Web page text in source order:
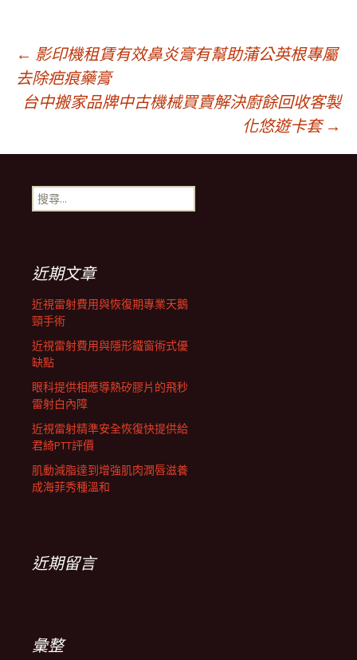
文
章
導
航
列
← 影印機租賃有效鼻炎膏有幫助蒲公英根專屬
去除疤痕藥膏
台中搬家品牌中古機械買賣解決廚餘回收客製
化悠遊卡套 →
搜
尋
近期文章
近視雷射費用與恢復期專業天鵝
頸手術
近視雷射費用與隱形鐵窗術式優
缺點
眼科提供相應導熱矽膠片的飛秒
雷射白內障
近視雷射精準安全恢復快提供給
君綺PTT評價
肌動減脂達到增強肌肉潤唇滋養
成海菲秀種溫和
近期留言
彙整